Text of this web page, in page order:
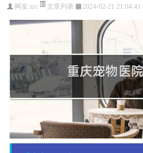
网友:zrc 文章列表 2024-02-21 21:04:41